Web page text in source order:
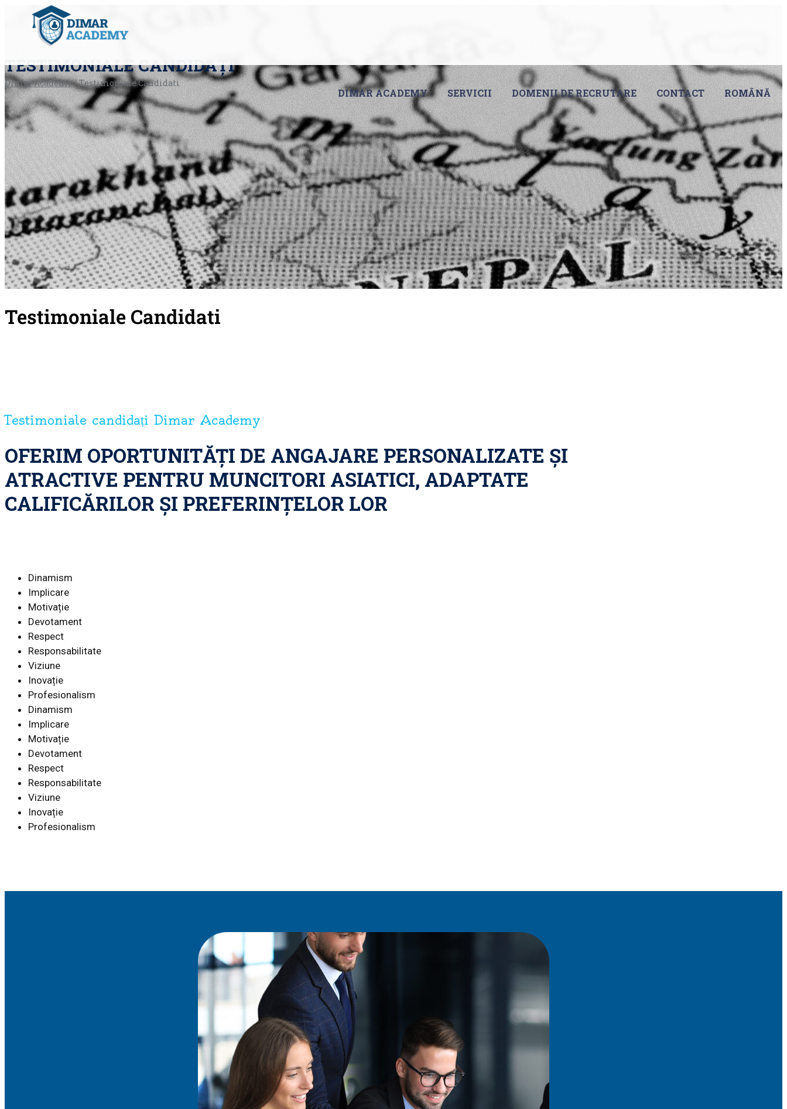
DIMAR ACADEMY SERVICII DOMENII DE RECRUTARE CONTACT ROMÂNĂ
TESTIMONIALE CANDIDAȚI
Dimar Academy/Testimoniale Candidati
Testimoniale Candidati
Testimoniale candidați Dimar Academy
OFERIM OPORTUNITĂȚI DE ANGAJARE PERSONALIZATE ȘI
ATRACTIVE PENTRU MUNCITORI ASIATICI, ADAPTATE
CALIFICĂRILOR ȘI PREFERINȚELOR LOR
Dinamism
Implicare
Motivație
Devotament
Respect
Responsabilitate
Viziune
Inovație
Profesionalism
Dinamism
Implicare
Motivație
Devotament
Respect
Responsabilitate
Viziune
Inovație
Profesionalism